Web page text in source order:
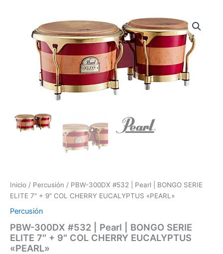
Inicio / Percusión / PBW-300DX #532 | Pearl | BONGO SERIE
ELITE 7″ + 9″ COL CHERRY EUCALYPTUS «PEARL»
Percusión
PBW-300DX #532 | Pearl | BONGO SERIE
ELITE 7″ + 9″ COL CHERRY EUCALYPTUS
«PEARL»
9"
COL